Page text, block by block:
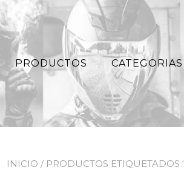
PRODUCTOS CATEGORIAS
INICIO / PRODUCTOS ETIQUETADOS